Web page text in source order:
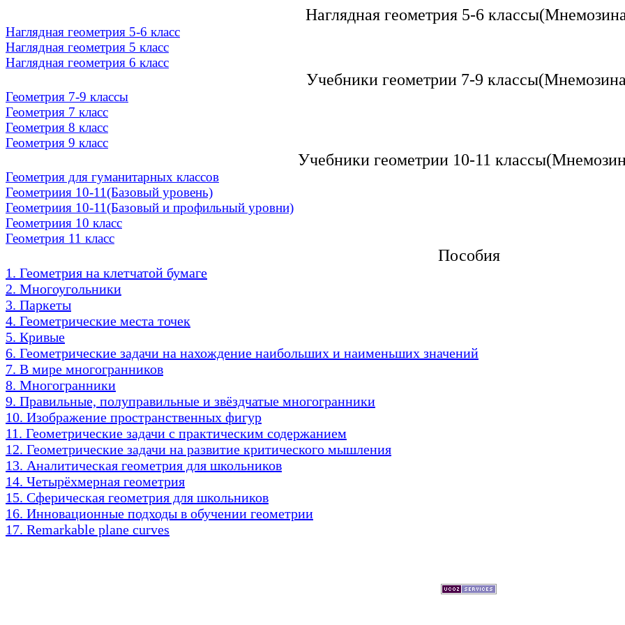
Наглядная геометрия 5-6
Наглядная геометрия 5-6 класс
Наглядная геометрия 5 класс
Наглядная геометрия 6 класс
Учебники геометрии 7-9
Геометрия 7-9 классы
Геометрия 7 класс
Геометрия 8 класс
Геометрия 9 класс
Учебники геометрии 10-11
Геометрия для гуманитарных классов
Геометриия 10-11(Базовый уровень)
Геометриия 10-11(Базовый и профильный уровни)
Геометриия 10 класс
Геометрия 11 класс
Пособия
1. Геометрия на клетчатой бумаге
2. Многоугольники
3. Паркеты
4. Геометрические места точек
5. Кривые
6. Геометрические задачи на нахождение наибольших и наименьших значений
7. В мире многогранников
8. Многогранники
9. Правильные, полуправильные и звёздчатые многогранники
10. Изображение пространственных фигур
11. Геометрические задачи с практическим содержанием
12. Геометрические задачи на развитие критического мышления
13. Аналитическая геометрия для школьников
14. Четырёхмерная геометрия
15. Сферическая геометрия для школьников
16. Инновационные подходы в обучении геометрии
17. Remarkable plane curves